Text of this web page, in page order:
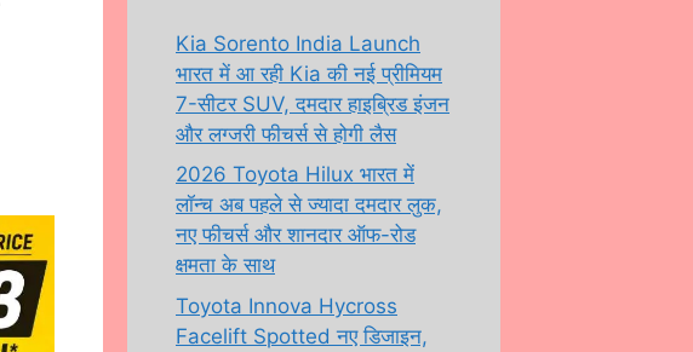
Kia Sorento India Launch
भारत में आ रही Kia की नई प्रीमियम
7-सीटर SUV, दमदार हाइब्रिड इंजन
और लग्जरी फीचर्स से होगी लैस
2026 Toyota Hilux भारत में
लॉन्च अब पहले से ज्यादा दमदार लुक,
नए फीचर्स और शानदार ऑफ-रोड
क्षमता के साथ
Toyota Innova Hycross
Facelift Spotted नए डिजाइन,